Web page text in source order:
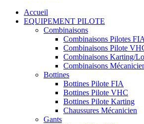
Accueil
EQUIPEMENT PILOTE
Combinaisons
Combinaisons Pilotes FIA
Combinaisons Pilote
Combinaisons Karting/
Combinaisons
Bottines
Bottines Pilote FIA
Bottines Pilote VHC
Bottines Pilote Karting
Chaussures Mécanicien
Gants